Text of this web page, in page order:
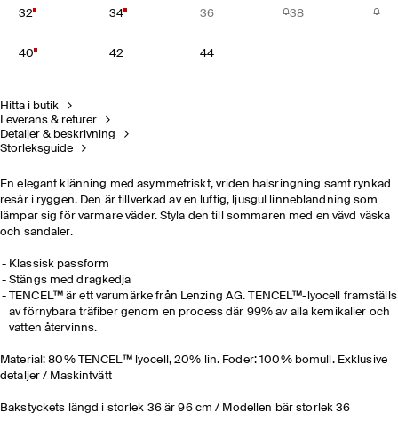
32 34 36 38
40 42 44
Hitta i butik
Leverans & returer
Detaljer & beskrivning
Storleksguide
En elegant klänning med asymmetriskt, vriden halsringning samt rynkad
resår i ryggen. Den är tillverkad av en luftig, ljusgul linneblandning som
lämpar sig för varmare väder. Styla den till sommaren med en vävd väska
och sandaler.
Klassisk passform
Stängs med dragkedja
TENCEL™ är ett varumärke från Lenzing AG. TENCEL™-lyocell framställs
av förnybara träfiber genom en process där 99% av alla kemikalier och
vatten återvinns.
Material: 80% TENCEL™ lyocell, 20% lin. Foder: 100% bomull. Exklusive
detaljer / Maskintvätt
Bakstyckets längd i storlek 36 är 96 cm / Modellen bär storlek 36